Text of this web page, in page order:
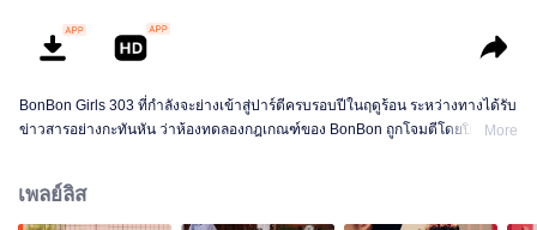
BonBon Girls 303 ที่กำลังจะย่างเข้าสู่ปาร์ตีครบรอบปีในฤดูร้อน ระหว่างทางได้รับ
ข่าวสารอย่างกะทันหัน ว่าห้องทดลองกฎเกณฑ์ของ BonBon ถูกโจมตีโดยปิศาจ
และอาณาจักรลับแห่งมิติเวลา ตามหาเศษลูกกวาดเพชรที่ถูกปิศาจแห่งกาลเวลา
ซ่อนไว้กลับคืนมา การเผชิญหน้ากับสิ่งที่ไม่อาจล่วงรู้ สาว ๆ ชาเลนจ์ Slay&Play
More
เพลย์ลิส